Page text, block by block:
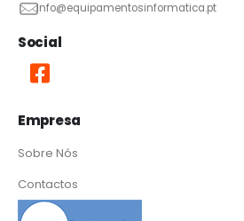
info@equipamentosinformatica.pt
Social
Empresa
Sobre Nós
Contactos